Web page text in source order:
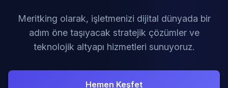
Meritking olarak, işletmenizi dijital dünyada bir
adım öne taşıyacak stratejik çözümler ve
teknolojik altyapı hizmetleri sunuyoruz.
Hemen Keşfet